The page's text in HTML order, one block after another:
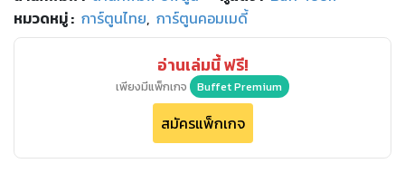
หมวดหมู่: การ์ตูนไทย, การ์ตูนคอมเมดี้
อ่านเล่มนี้ ฟรี!
เพียงมีแพ็กเกจ Buffet Premium
สมัครแพ็กเกจ